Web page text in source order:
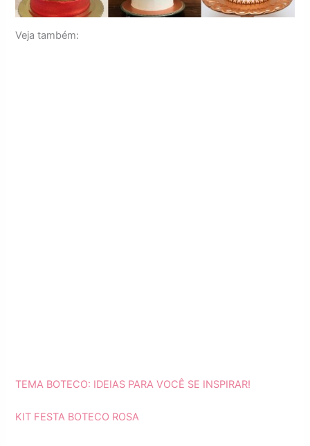
Veja também:
TEMA BOTECO: IDEIAS PARA VOCÊ SE INSPIRAR!
KIT FESTA BOTECO ROSA